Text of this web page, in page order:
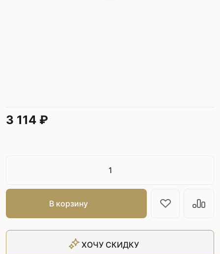
3 114 ₽
В корзину
ХОЧУ СКИДКУ